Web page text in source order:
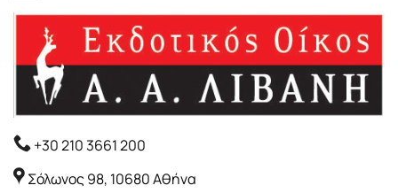
+30 210 3661 200
Σόλωνος 98, 10680 Αθήνα